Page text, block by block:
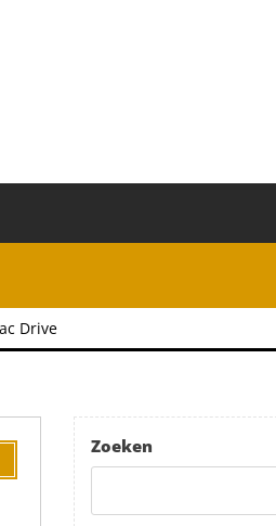
Drive
Zoeken